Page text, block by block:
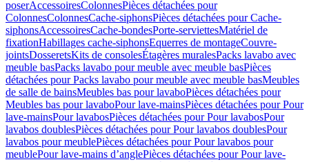
poserAccessoiresColonnesPièces détachées pour
ColonnesColonnesCache-siphonsPièces détachées pour Cache-
siphonsAccessoiresCache-bondesPorte-serviettesMatériel de
fixationHabillages cache-siphonsEquerres de montageCouvre-
jointsDosseretsKits de consolesÉtagères muralesPacks lavabo avec
meuble basPacks lavabo pour meuble avec meuble basPièces
détachées pour Packs lavabo pour meuble avec meuble basMeubles
de salle de bainsMeubles bas pour lavaboPièces détachées pour
Meubles bas pour lavaboPour lave-mainsPièces détachées pour Pour
lave-mainsPour lavabosPièces détachées pour Pour lavabosPour
lavabos doublesPièces détachées pour Pour lavabos doublesPour
lavabos pour meublePièces détachées pour Pour lavabos pour
meublePour lave-mains d’anglePièces détachées pour Pour lave-